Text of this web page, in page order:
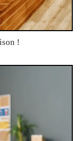
!